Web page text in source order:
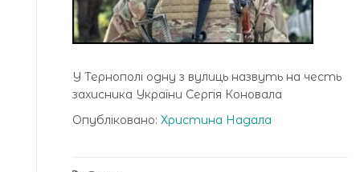
У Тернополі одну з вулиць назвуть на честь
захисника України Сергія Коновала
Опубліковано: Христина Надала